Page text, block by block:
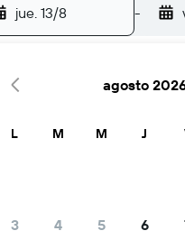
jue. 13/8 -
viajera elige
agosto
L M M J
3 4 5 6